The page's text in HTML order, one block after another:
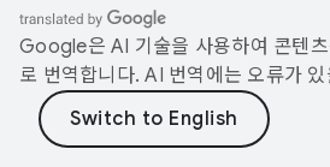
Google은 AI 기술을 사용하여 콘텐
로 번역합니다. AI 번역에는 오류가